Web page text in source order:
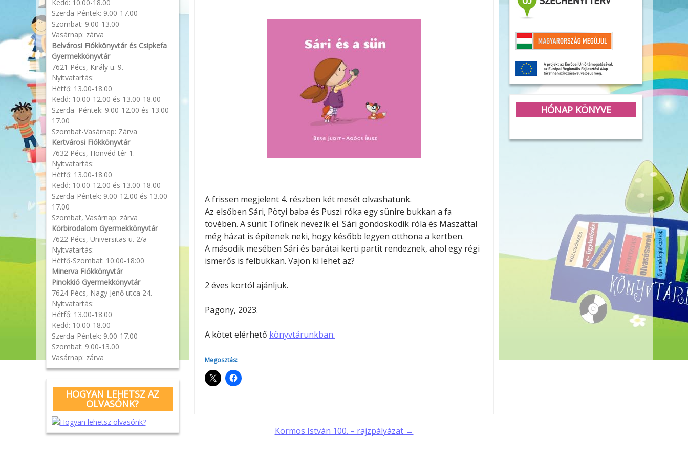
Pinokkió
Kedd: 10.00-18.00
Szerda-Péntek: 9.00-17.00
Szombat: 9.00-13.00
Vasárnap: zárva
Belvárosi Fiókkönyvtár és Csipkefa
Gyermekkönyvtár
7621 Pécs, Király u. 9.
Nyitvatartás:
Hétfő: 13.00-18.00
Kedd: 10.00-12.00 és 13.00-18.00
Szerda–Péntek: 9.00-12.00 és 13.00-
17.00
Szombat-Vasárnap: Zárva
Kertvárosi Fiókkönyvtár
7632 Pécs, Honvéd tér 1.
Nyitvatartás:
Hétfő: 13.00-18.00
Kedd: 10.00-12.00 és 13.00-18.00
Szerda-Péntek: 9.00-12.00 és 13.00-
17.00
Szombat, Vasárnap: zárva
Körbirodalom Gyermekkönyvtár
7622 Pécs, Universitas u. 2/a
Nyitvatartás:
Hétfő-Szombat: 10:00-18:00
Minerva Fiókkönyvtár
Pinokkió Gyermekkönyvtár
7624 Pécs, Nagy Jenő utca 24.
Nyitvatartás:
Hétfő: 13.00-18.00
Kedd: 10.00-18.00
Szerda-Péntek: 9.00-17.00
Szombat: 9.00-13.00
Vasárnap: zárva
HOGYAN LEHETSZ AZ
OLVASÓNK?
HÓNAP KÖNYVE
A frissen megjelent 4. részben két mesét olvashatunk.
Az elsőben Sári, Pötyi baba és Puszi róka egy sünire bukkan a fa
tövében. A sünit Töfinek nevezik el. Sári gondoskodik róla és Maszattal
még házat is építenek neki, hogy később legyen otthona a kertben.
A második mesében Sári és barátai kerti partit rendeznek, ahol egy régi
ismerős is felbukkan. Vajon ki lehet az?
2 éves kortól ajánljuk.
Pagony, 2023.
A kötet elérhető könyvtárunkban.
Megosztás:
Kormos István 100. – rajzpályázat →